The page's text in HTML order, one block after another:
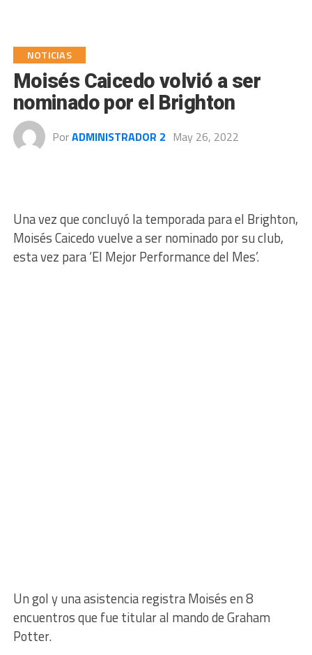
NOTICIAS
Moisés Caicedo volvió a ser
nominado por el Brighton
PorADMINISTRADOR 2 May 26, 2022
Una vez que concluyó la temporada para el Brighton,
Moisés Caicedo vuelve a ser nominado por su club,
esta vez para ‘El Mejor Performance del Mes’.
Un gol y una asistencia registra Moisés en 8
encuentros que fue titular al mando de Graham
Potter.